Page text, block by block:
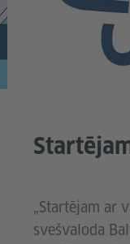
„Startējam ar
svešvaloda